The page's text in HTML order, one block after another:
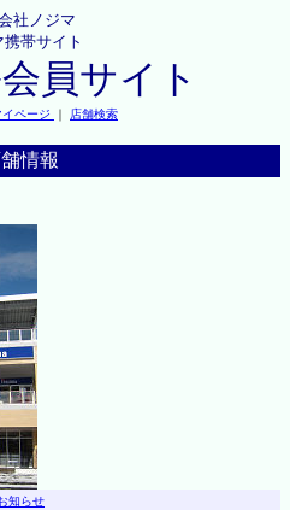
社ノジマ
携帯サイト
員サイト
イページ ｜ 店舗検索
情報
知らせ